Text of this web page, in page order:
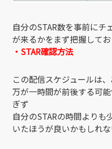
自分のSTAR数を事前にチ
が来るかをまず把握してお
・STAR確認方法
この配信スケジュールは
万が一時間が前後する可
ぎず
自分のSTARの時間よりも
いたほうが良いかもしれな